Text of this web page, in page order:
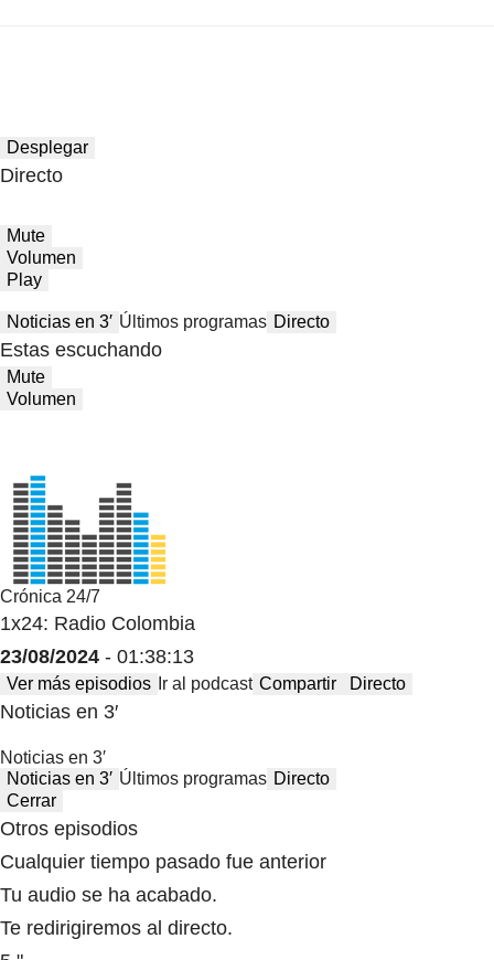
Desplegar
Directo
Mute
Volumen
Play
Noticias en 3′ Últimos programas Directo
Estas escuchando
Mute
Volumen
Crónica 24/7
1x24: Radio Colombia
23/08/2024 - 01:38:13
Ver más episodios Ir al podcast Compartir Directo
Noticias en 3′
Noticias en 3′
Noticias en 3′ Últimos programas Directo
Cerrar
Otros episodios
Cualquier tiempo pasado fue anterior
Tu audio se ha acabado.
Te redirigiremos al directo.